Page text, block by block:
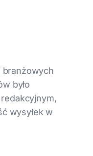
branżowych
było
wysyłek w